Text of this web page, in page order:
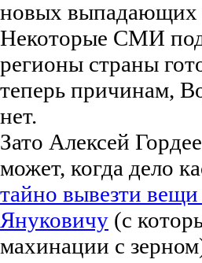
новых выпадающих
Некоторые СМИ
регионы страны
теперь причинам,
нет.
Зато Алексей
может, когда дело
тайно вывезти
Януковичу (с
махинации с